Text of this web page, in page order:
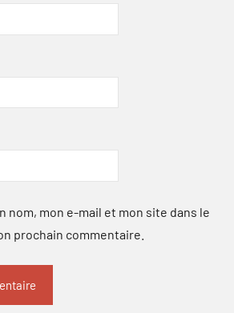
nom, mon e-mail et mon site dans le
prochain commentaire.